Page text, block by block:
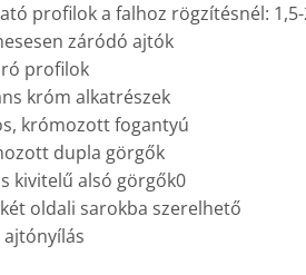
profilok a falhoz rögzítésnél:
záródó ajtók
profilok
króm alkatrészek
krómozott fogantyú
dupla görgők
kivitelű alsó görgők0
oldali sarokba szerelhető
ajtónyílás